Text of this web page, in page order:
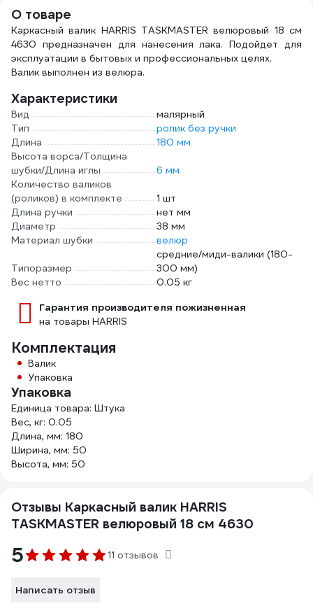
О товаре
Каркасный валик HARRIS TASKMASTER велюровый 18 см
4630 предназначен для нанесения лака. Подойдет для
эксплуатации в бытовых и профессиональных целях.
Валик выполнен из велюра.
Характеристики
Вид
малярный
Тип
ролик без ручки
Длина
180 мм
Высота ворса/Толщина
шубки/Длина иглы
6 мм
Количество валиков
(роликов) в комплекте
1 шт
Длина ручки
нет мм
Диаметр
38 мм
Материал шубки
велюр
Типоразмер
средние/миди-валики (180-
300 мм)
Вес нетто
0.05 кг
Гарантия производителя пожизненная
на товары HARRIS
Комплектация
Валик
Упаковка
Упаковка
Единица товара: Штука
Вес, кг: 0.05
Длина, мм: 180
Ширина, мм: 50
Высота, мм: 50
Отзывы Каркасный валик HARRIS
TASKMASTER велюровый 18 см 4630
5 11 отзывов
Написать отзыв